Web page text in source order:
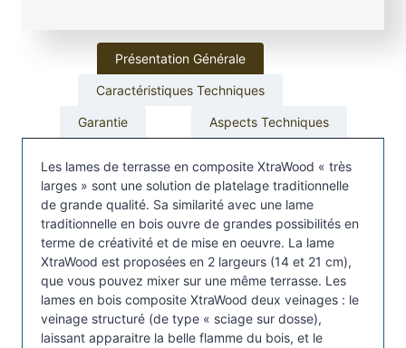
d
e
t
e
r
a
s
s
e
b
o
i
s
c
Présentation Générale
Caractéristiques Techniques
Garantie Aspects Techniques
Les lames de terrasse en composite XtraWood « très
larges » sont une solution de platelage traditionnelle
de grande qualité. Sa similarité avec une lame
traditionnelle en bois ouvre de grandes possibilités en
terme de créativité et de mise en oeuvre. La lame
XtraWood est proposées en 2 largeurs (14 et 21 cm),
que vous pouvez mixer sur une même terrasse. Les
lames en bois composite XtraWood deux veinages : le
veinage structuré (de type « sciage sur dosse),
laissant apparaitre la belle flamme du bois, et le